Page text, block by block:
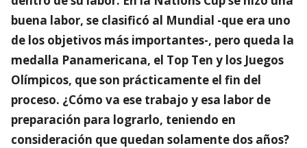
buena labor, se clasificó al Mundial -que era uno
de los objetivos más importantes-, pero queda la
medalla Panamericana, el Top Ten y los Juegos
Olímpicos, que son prácticamente el fin del
proceso. ¿Cómo va ese trabajo y esa labor de
preparación para lograrlo, teniendo en
consideración que quedan solamente dos años?